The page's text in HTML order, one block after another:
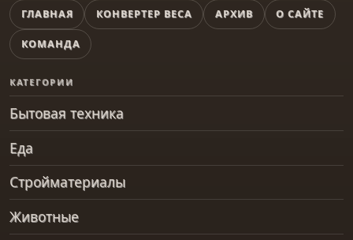
ГЛАВНАЯ КОНВЕРТЕР ВЕСА АРХИВ О САЙТЕ
КОМАНДА
КАТЕГОРИИ
Бытовая техника
Еда
Стройматериалы
Животные